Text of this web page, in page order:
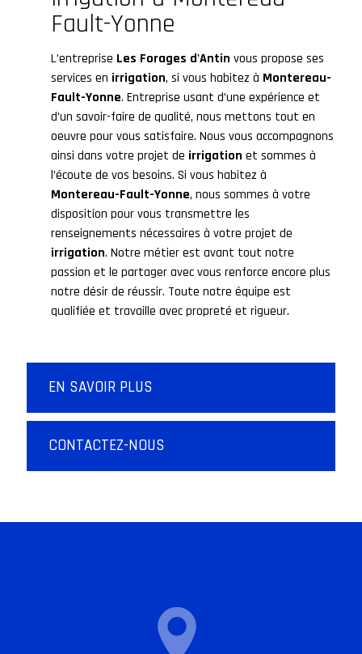
Fault-Yonne
L’entreprise Les Forages d'Antin vous propose ses
services en irrigation, si vous habitez à Montereau-
Fault-Yonne. Entreprise usant d’une expérience et
d’un savoir-faire de qualité, nous mettons tout en
oeuvre pour vous satisfaire. Nous vous accompagnons
ainsi dans votre projet de irrigation et sommes à
l’écoute de vos besoins. Si vous habitez à
Montereau-Fault-Yonne, nous sommes à votre
disposition pour vous transmettre les
renseignements nécessaires à votre projet de
irrigation. Notre métier est avant tout notre
passion et le partager avec vous renforce encore plus
notre désir de réussir. Toute notre équipe est
qualifiée et travaille avec propreté et rigueur.
EN SAVOIR PLUS
CONTACTEZ-NOUS